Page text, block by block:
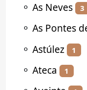
⚬ As Neves 3
⚬ As Pontes
⚬ Astúlez 1
⚬ Ateca 1